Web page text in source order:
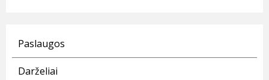
Paslaugos
Darželiai